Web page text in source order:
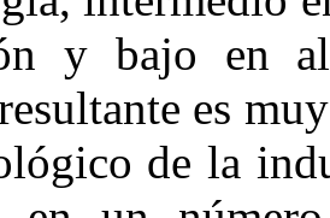
y bajo en
es
de la